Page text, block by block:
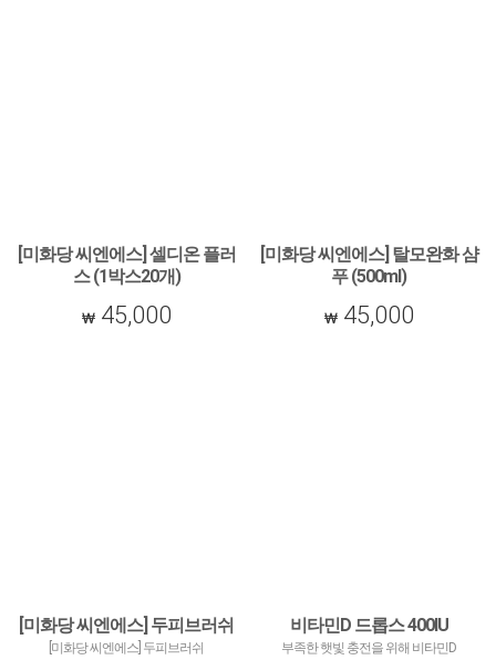
[미화당 씨엔에스] 셀디온 플러
스 (1박스20개)
개)
45,000
[미화당 씨엔에스] 탈모완화 샴
푸 (500ml)
45,000
[미화당 씨엔에스] 두피브러쉬
[미화당 씨엔에스] 두피브러쉬
비타민D 드롭스 400IU
부족한 햇빛 충전을 위해 비타민D